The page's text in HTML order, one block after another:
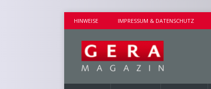
HINWEISE IMPRESSUM & DATENSCHUTZ